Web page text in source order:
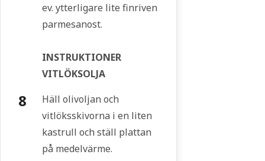
ev. ytterligare lite finriven
parmesanost.
INSTRUKTIONER
VITLÖKSOLJA
Häll olivoljan och
vitlöksskivorna i en liten
kastrull och ställ plattan
på medelvärme.